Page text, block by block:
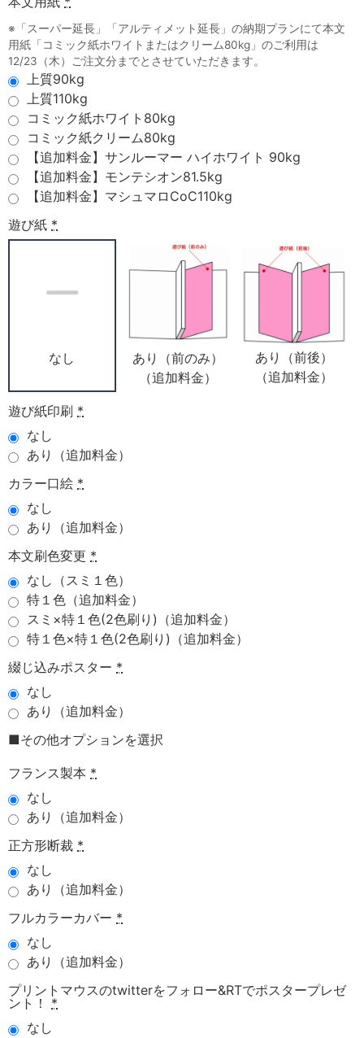
※「スーパー延長」「アルティメット延長」の納期プランにて本文
用紙「コミック紙ホワイトまたはクリーム80kg」のご利用は
12/23（木）ご注文分までとさせていただきます。
上質90kg
上質110kg
コミック紙ホワイト80kg
コミック紙クリーム80kg
【追加料金】サンルーマー ハイホワイト 90kg
【追加料金】モンテシオン81.5kg
【追加料金】マシュマロCoC110kg
遊び紙 *
なし
あり（前のみ）
（追加料金）
あり（前後）
（追加料金）
遊び紙印刷 *
なし
あり（追加料金）
カラー口絵 *
なし
あり（追加料金）
本文刷色変更 *
なし（スミ１色）
特１色（追加料金）
スミ×特１色(2色刷り)（追加料金）
特１色×特１色(2色刷り)（追加料金）
綴じ込みポスター *
なし
あり（追加料金）
■その他オプションを選択
フランス製本 *
なし
あり（追加料金）
正方形断裁 *
なし
あり（追加料金）
フルカラーカバー *
なし
あり（追加料金）
プリントマウスのtwitterをフォロー&RTでポスタープレゼ
ント！
*
なし